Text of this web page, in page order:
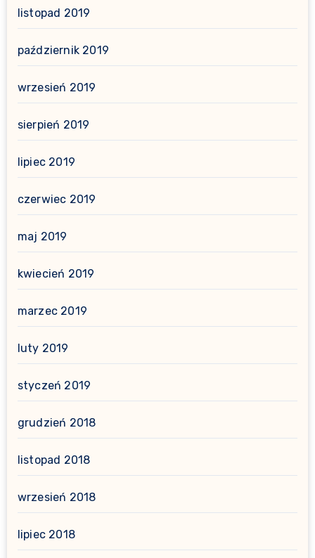
listopad 2019
październik 2019
wrzesień 2019
sierpień 2019
lipiec 2019
czerwiec 2019
maj 2019
kwiecień 2019
marzec 2019
luty 2019
styczeń 2019
grudzień 2018
listopad 2018
wrzesień 2018
lipiec 2018